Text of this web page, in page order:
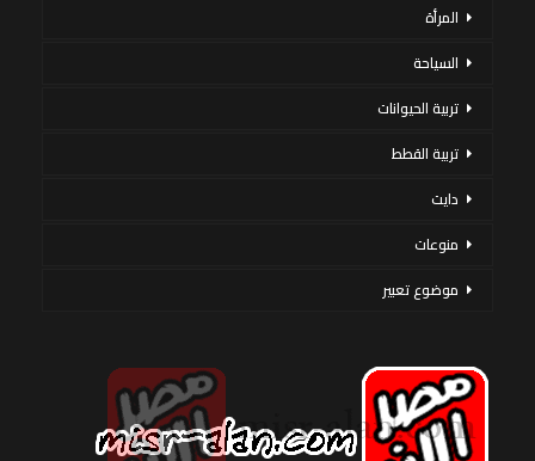
المرأة
السياحة
تربية الحيوانات
تربية القطط
دايت
منوعات
موضوع تعبير